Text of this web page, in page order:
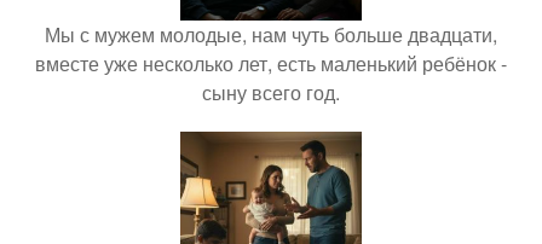
Мы с мужем молодые, нам чуть больше двадцати,
вместе уже несколько лет, есть маленький ребёнок -
сыну всего год.